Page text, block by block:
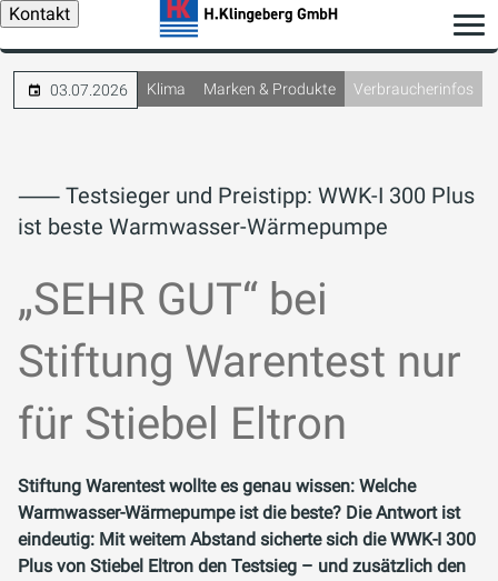
Kontakt
03.07.2026 Klima Marken & Produkte Verbraucherinfos
⸺ Testsieger und Preistipp: WWK-I 300 Plus
ist beste Warmwasser-Wärmepumpe
„SEHR GUT“ bei
Stiftung Warentest nur
für Stiebel Eltron
Stiftung Warentest wollte es genau wissen: Welche
Warmwasser-Wärmepumpe ist die beste? Die Antwort ist
eindeutig: Mit weitem Abstand sicherte sich die WWK-I 300
Plus von Stiebel Eltron den Testsieg – und zusätzlich den